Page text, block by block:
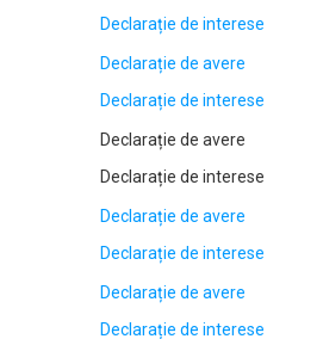
Declarație de interese
Declarație de avere
Declarație de interese
Declarație de avere
Declarație de interese
Declarație de avere
Declarație de interese
Declarație de avere
Declarație de interese